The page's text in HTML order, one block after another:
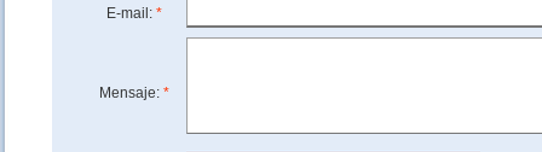
E-mail: *
Mensaje: *